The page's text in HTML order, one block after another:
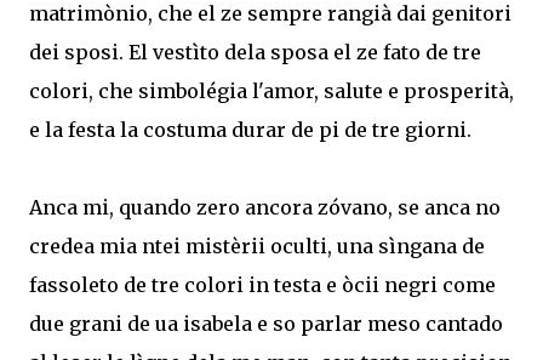
matrimònio, che el ze sempre rangià dai genitori
dei sposi. El vestìto dela sposa el ze fato de tre
colori, che simbolégia l'amor, salute e prosperità,
e la festa la costuma durar de pi de tre giorni.
Anca mi, quando zero ancora zóvano, se anca no
credea mia ntei mistèrii oculti, una sìngana de
fassoleto de tre colori in testa e òcii negri come
due grani de ua isabela e so parlar meso cantado